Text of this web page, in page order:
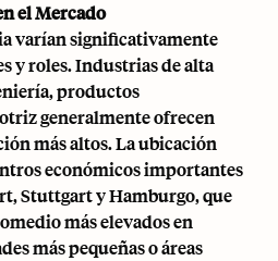
el Mercado
varían significativamente
y roles. Industrias de alta
productos
generalmente ofrecen
más altos. La ubicación
económicos importantes
Stuttgart y Hamburgo, que
más elevados en
más pequeñas o áreas